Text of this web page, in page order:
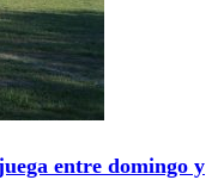
entre domingo y